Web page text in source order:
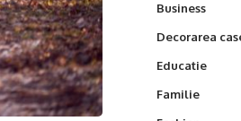
Business
Decorarea
Educatie
Familie